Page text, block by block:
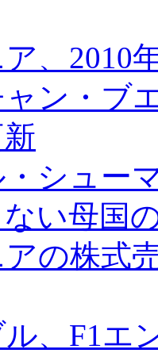
ア、2010
ャン・ブ
・シュー
い母国
アの株式
ル、F1エ